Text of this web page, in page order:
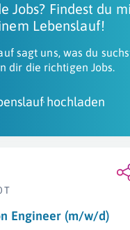
Jobs? Findest du
Lebenslauf!
sagt uns, was du
dir die richtigen Jobs.
hochladen
T
Engineer (m/w/d)